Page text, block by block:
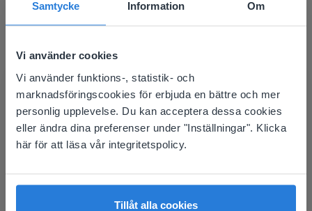
Samtycke Information Om
Vi använder cookies
Vi använder funktions-, statistik- och
marknadsföringscookies för erbjuda en bättre och mer
personlig upplevelse. Du kan acceptera dessa cookies
eller ändra dina preferenser under "Inställningar". Klicka
här för att läsa vår integritetspolicy.
Tillåt alla cookies
Verktyg
Sittschema för
klassrummet
Bas-10-block
This website doesn't match
your location
Based on your location, we think you might
prefer to visit our English website. There you'll
English
Svenska